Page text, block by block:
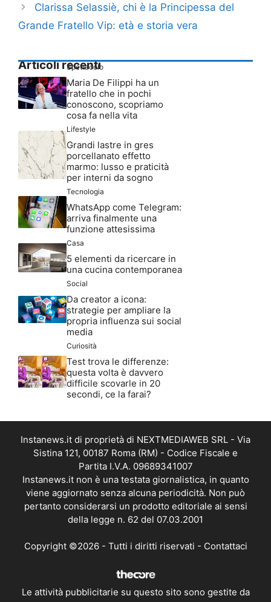
Clarissa Selassiè, chi è la Principessa del
Grande Fratello Vip: età e storia vera
Articoli recenti
Spettacolo
Maria De Filippi ha un
fratello che in pochi
conoscono, scopriamo
cosa fa nella vita
Lifestyle
Grandi lastre in gres
porcellanato effetto
marmo: lusso e praticità
per interni da sogno
Tecnologia
WhatsApp come Telegram:
arriva finalmente una
funzione attesissima
Casa
5 elementi da ricercare in
una cucina contemporanea
Social
Da creator a icona:
strategie per ampliare la
propria influenza sui social
media
Curiosità
Test trova le differenze:
questa volta è davvero
difficile scovarle in 20
secondi, ce la farai?
Instanews.it di proprietà di NEXTMEDIAWEB SRL - Via
Sistina 121, 00187 Roma (RM) - Codice Fiscale e
Partita I.V.A. 09689341007
Instanews.it non è una testata giornalistica, in quanto
viene aggiornato senza alcuna periodicità. Non può
pertanto considerarsi un prodotto editoriale ai sensi
della legge n. 62 del 07.03.2001
Copyright ©2026 - Tutti i diritti riservati - Contattaci
Le attività pubblicitarie su questo sito sono gestite da